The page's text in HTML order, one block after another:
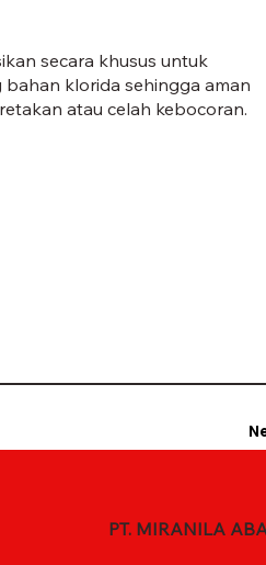
secara khusus untuk
klorida sehingga aman
atau celah kebocoran.
PT. MIRANILA